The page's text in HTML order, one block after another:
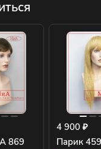
869
4 900 ₽
Парик